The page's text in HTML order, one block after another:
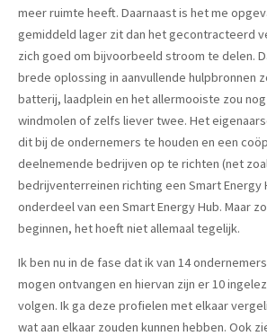
meer ruimte heeft. Daarnaast is het me
gemiddeld lager zit dan het gecontracteerd
zich goed om bijvoorbeeld stroom te delen.
brede oplossing in aanvullende hulpbronnen
batterij, laadplein en het allermooiste zou
windmolen of zelfs liever twee. Het
dit bij de ondernemers te houden en een
deelnemende bedrijven op te richten (net
bedrijventerreinen richting een Smart Energy
onderdeel van een Smart Energy Hub. Maar
beginnen, het hoeft niet allemaal tegelijk.
Ik ben nu in de fase dat ik van 14
mogen ontvangen en hiervan zijn er 10
volgen. Ik ga deze profielen met elkaar
wat aan elkaar zouden kunnen hebben. Ook